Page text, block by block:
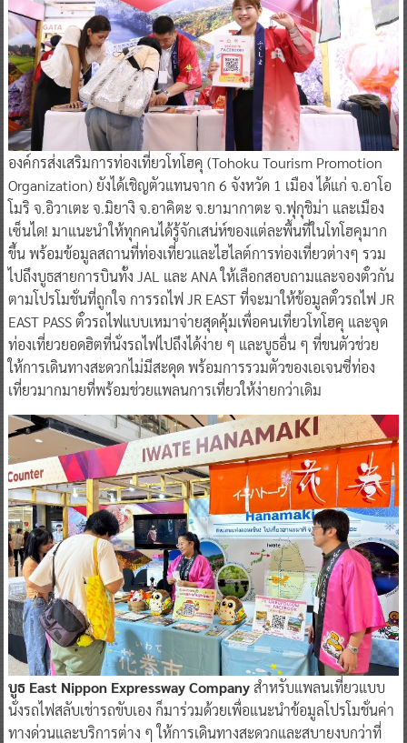
องค์กรส่งเสริมการท่องเที่ยวโทโฮคุ (Tohoku Tourism Promotion
Organization) ยังได้เชิญตัวแทนจาก 6 จังหวัด 1 เมือง ได้แก่ จ.อาโอ
โมริ จ.อิวาเตะ จ.มิยางิ จ.อาคิตะ จ.ยามากาตะ จ.ฟุกุชิม่า และเมือง
เซ็นได! มาแนะนำให้ทุกคนได้รู้จักเสน่ห์ของแต่ละพื้นที่ในโทโฮคุมาก
ขึ้น พร้อมข้อมูลสถานที่ท่องเที่ยวและไฮไลต์การท่องเที่ยวต่างๆ รวม
ไปถึงบูธสายการบินทั้ง JAL และ ANA ให้เลือกสอบถามและจองตั๋วกัน
ตามโปรโมชั่นที่ถูกใจ การรถไฟ JR EAST ที่จะมาให้ข้อมูลตั๋วรถไฟ JR
EAST PASS ตั๋วรถไฟแบบเหมาจ่ายสุดคุ้มเพื่อคนเที่ยวโทโฮคุ และจุด
ท่องเที่ยวยอดฮิตที่นั่งรถไฟไปถึงได้ง่าย ๆ และบูธอื่น ๆ ที่ขนตัวช่วย
ให้การเดินทางสะดวกไม่มีสะดุด พร้อมการรวมตัวของเอเจนซี่ท่อง
เที่ยวมากมายที่พร้อมช่วยแพลนการเที่ยวให้ง่ายกว่าเดิม
บูธ East Nippon Expressway Companyสำหรับแพลนเที่ยวแบบ
นั่งรถไฟสลับเช่ารถขับเอง ก็มาร่วมด้วยเพื่อแนะนำข้อมูลโปรโมชั่นค่า
ทางด่วนและบริการต่าง ๆ ให้การเดินทางสะดวกและสบายงบกว่าที่